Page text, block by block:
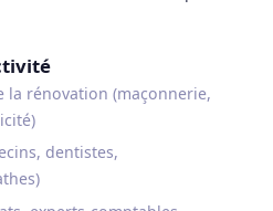
rénovation (maçonnerie,
dentistes,